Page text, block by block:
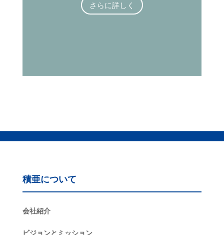
さらに詳しく
積亜について
会社紹介
ビジョンとミッション